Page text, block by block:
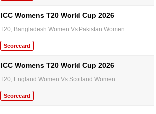
ICC Womens T20 World Cup 2026
T20, Bangladesh Women Vs Pakistan Women
Scorecard
ICC Womens T20 World Cup 2026
T20, England Women Vs Scotland Women
Scorecard